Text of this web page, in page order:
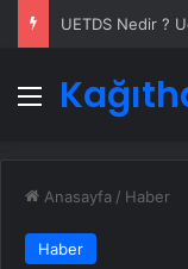
Menü
Anasayfa / Haber
Haber